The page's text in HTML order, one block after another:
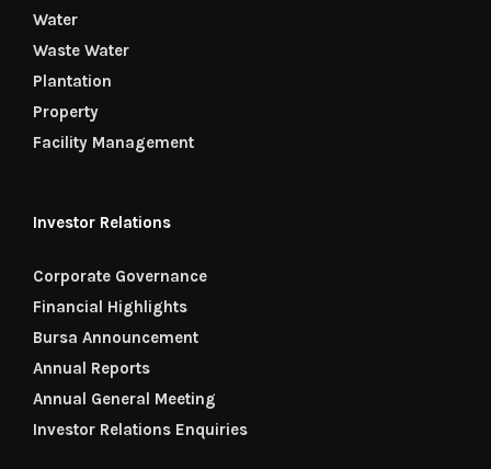
Water
Waste Water
Plantation
Property
Facility Management
Investor Relations
Corporate Governance
Financial Highlights
Bursa Announcement
Annual Reports
Annual General Meeting
Investor Relations Enquiries